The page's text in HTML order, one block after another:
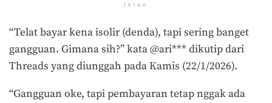
Iklan
“Telat bayar kena isolir (denda), tapi sering banget
gangguan. Gimana sih?” kata @ari*** dikutip dari
Threads yang diunggah pada Kamis (22/1/2026).
“Gangguan oke, tapi pembayaran tetap nggak ada